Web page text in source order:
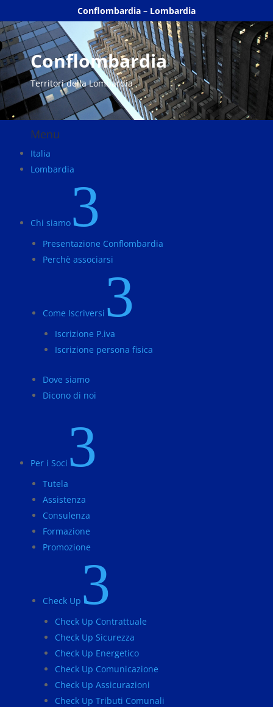
Conflombardia – Lombardia
Conflombardia
Territori della Lombardia
Menu
Italia
Lombardia
Chi siamo 3
Presentazione Conflombardia
Perchè associarsi
Come Iscriversi 3
Iscrizione P.iva
Iscrizione persona fisica
Dove siamo
Dicono di noi
Per i Soci 3
Tutela
Assistenza
Consulenza
Formazione
Promozione
Check Up 3
Check Up Contrattuale
Check Up Sicurezza
Check Up Energetico
Check Up Comunicazione
Check Up Assicurazioni
Check Up Tributi Comunali